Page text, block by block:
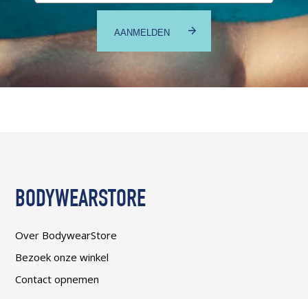
BODYWEARSTORE
Over BodywearStore
Bezoek onze winkel
Contact opnemen